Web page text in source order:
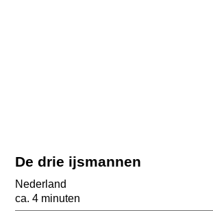
De drie ijsmannen
Nederland
ca. 4 minuten